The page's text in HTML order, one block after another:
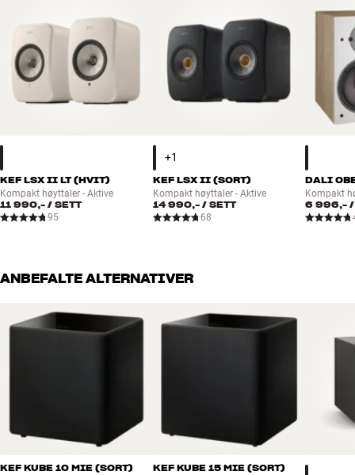
KEF LSX II LT (HVIT)
Kompakt høyttaler - Aktive
11 990,- / SETT
95
KEF LSX II (SORT)
Kompakt høyttaler - Aktive
14 990,-/ SETT
68
DALI
Kompakt
6 996,- /
ANBEFALTE ALTERNATIVER
KEF KUBE 10 MIE (SORT) KEF KUBE 15 MIE (SORT)